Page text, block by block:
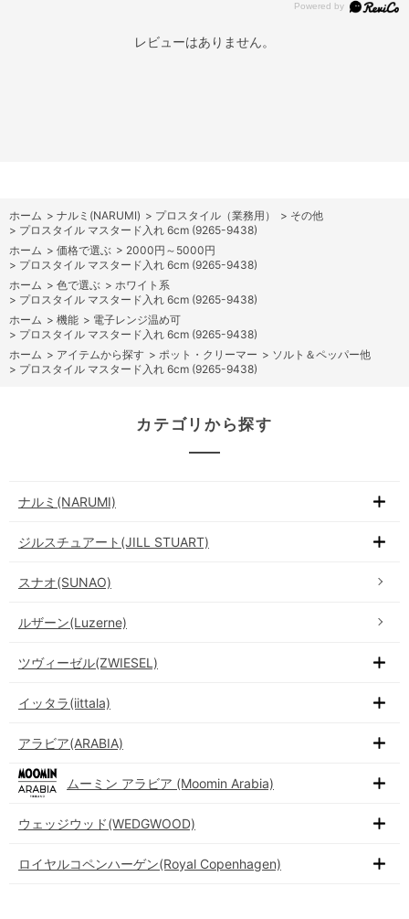
レビューはありません。
ホーム > ナルミ(NARUMI) > プロスタイル（業務用） > その他
> プロスタイル マスタード入れ 6cm (9265-9438)
ホーム > 価格で選ぶ > 2000円～5000円
> プロスタイル マスタード入れ 6cm (9265-9438)
ホーム > 色で選ぶ > ホワイト系
> プロスタイル マスタード入れ 6cm (9265-9438)
ホーム > 機能 > 電子レンジ温め可
> プロスタイル マスタード入れ 6cm (9265-9438)
ホーム > アイテムから探す > ポット・クリーマー > ソルト＆ペッパー他
> プロスタイル マスタード入れ 6cm (9265-9438)
カテゴリから探す
ナルミ(NARUMI)
ジルスチュアート(JILL STUART)
スナオ(SUNAO)
ルザーン(Luzerne)
ツヴィーゼル(ZWIESEL)
イッタラ(iittala)
アラビア(ARABIA)
ムーミン アラビア (Moomin Arabia)
ウェッジウッド(WEDGWOOD)
ロイヤルコペンハーゲン(Royal Copenhagen)